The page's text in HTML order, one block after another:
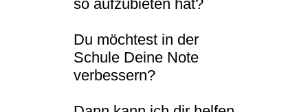
so aufzubieten hat?
Du möchtest in der
Schule Deine Note
verbessern?